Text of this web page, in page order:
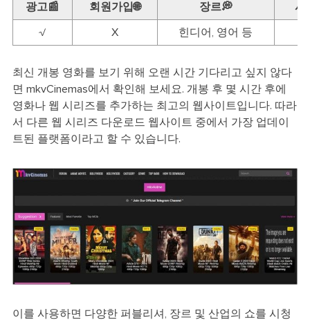
광고📰 회원가입🌐 장르💭 시
√ X 힌디어, 영어 등
최신 개봉 영화를 보기 위해 오랜 시간 기다리고 싶지 않다
면 mkvCinemas에서 확인해 보세요. 개봉 후 몇 시간 후에
영화나 웹 시리즈를 추가하는 최고의 웹사이트입니다. 따라
서 다른 웹 시리즈 다운로드 웹사이트 중에서 가장 업데이
트된 플랫폼이라고 할 수 있습니다.
이를 사용하면 다양한 퍼블리셔, 장르 및 산업의 쇼를 시청